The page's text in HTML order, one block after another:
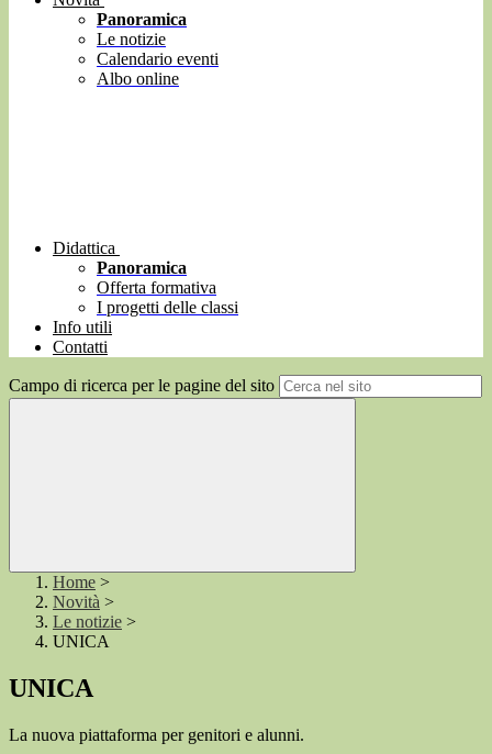
Panoramica
Le notizie
Calendario eventi
Albo online
Didattica
Panoramica
Offerta formativa
I progetti delle classi
Info utili
Contatti
Campo di ricerca per le pagine del sito
Home >
Novità >
Le notizie >
UNICA
UNICA
La nuova piattaforma per genitori e alunni.